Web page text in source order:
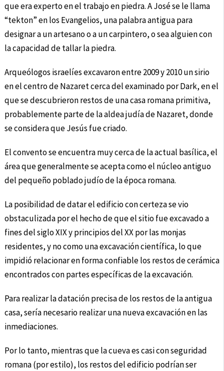
que era experto en el trabajo en piedra. A José se le llama
“tekton” en los Evangelios, una palabra antigua para
designar a un artesano o a un carpintero, o sea alguien con
la capacidad de tallar la piedra.
Arqueólogos israelíes excavaron entre 2009 y 2010 un sirio
en el centro de Nazaret cerca del examinado por Dark, en el
que se descubrieron restos de una casa romana primitiva,
probablemente parte de la aldea judía de Nazaret, donde
se considera que Jesús fue criado.
El convento se encuentra muy cerca de la actual basílica, el
área que generalmente se acepta como el núcleo antiguo
del pequeño poblado judío de la época romana.
La posibilidad de datar el edificio con certeza se vio
obstaculizada por el hecho de que el sitio fue excavado a
fines del siglo XIX y principios del XX por las monjas
residentes, y no como una excavación científica, lo que
impidió relacionar en forma confiable los restos de cerámica
encontrados con partes específicas de la excavación.
Para realizar la datación precisa de los restos de la antigua
casa, sería necesario realizar una nueva excavación en las
inmediaciones.
Por lo tanto, mientras que la cueva es casi con seguridad
romana (por estilo), los restos del edificio podrían ser